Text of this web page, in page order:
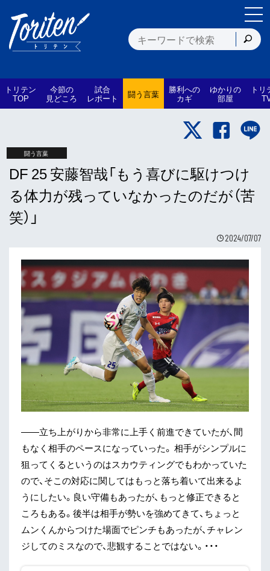
トリテン
TOP
今節の
見どころ
試合
レポート 闘う言葉 勝利への
カギ
ゆかりの
部屋
トリ
闘う言葉
DF 25 安藤智哉「もう喜びに駆けつけ
る体力が残っていなかったのだが（苦
笑）」
2024/07/07
——立ち上がりから非常に上手く前進できていたが、間
もなく相手のペースになっていった。 相手がシンプルに
狙ってくるというのはスカウティングでもわかっていた
ので、そこの対応に関してはもっと落ち着いて出来るよ
うにしたい。良い守備もあったが、もっと修正できると
ころもある。後半は相手が勢いを強めてきて、ちょっと
ムンくんからつけた場面でピンチもあったが、チャレン
ジしてのミスなので、悲観することではない。・・・